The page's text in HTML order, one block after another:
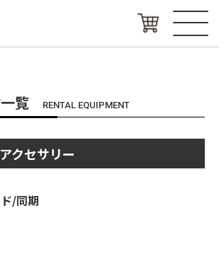
覧 RENTAL EQUIPMENT
クセサリー
/同期